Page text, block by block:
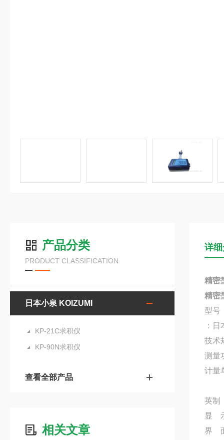
产品分类
PRODUCT CLASSIFICATION
日本小泉 KOIZUMI
KP-21C求积仪
KP-90N求积仪
查看全部产品
相关文章
详
精密
精密
型号
：
技术
测量
计量
英制
显
界